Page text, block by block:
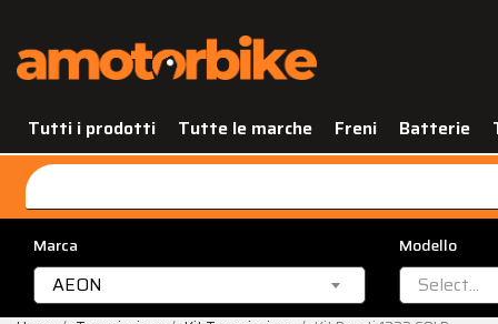
Tutti i prodotti Tutte le marche Freni Batterie
Marca
AEON
Modello
Select...